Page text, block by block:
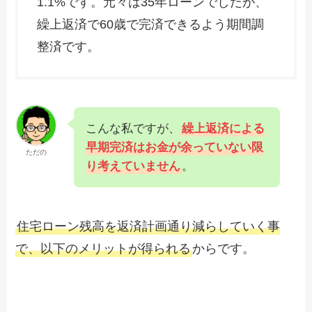
繰上返済で60歳で完済できるよう期間調
整済です。
ただの
こんな私ですが、繰上返済による
早期完済はお金が余っていない限
り考えていません。
住宅ローン残高を返済計画通り減らしていく事
で、以下のメリットが得られるからです。